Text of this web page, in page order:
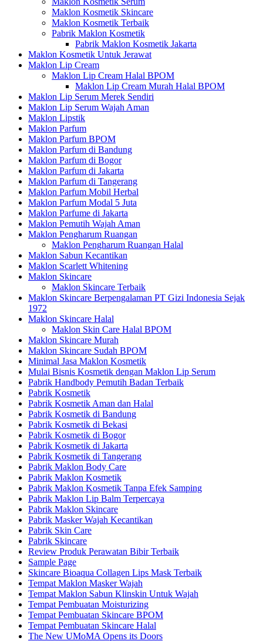
Maklon Kosmetik Skincare
Maklon Kosmetik Terbaik
Pabrik Maklon Kosmetik
Pabrik Maklon Kosmetik Jakarta
Maklon Kosmetik Untuk Jerawat
Maklon Lip Cream
Maklon Lip Cream Halal BPOM
Maklon Lip Cream Murah Halal BPOM
Maklon Lip Serum Merek Sendiri
Maklon Lip Serum Wajah Aman
Maklon Lipstik
Maklon Parfum
Maklon Parfum BPOM
Maklon Parfum di Bandung
Maklon Parfum di Bogor
Maklon Parfum di Jakarta
Maklon Parfum di Tangerang
Maklon Parfum Mobil Herbal
Maklon Parfum Modal 5 Juta
Maklon Parfume di Jakarta
Maklon Pemutih Wajah Aman
Maklon Pengharum Ruangan
Maklon Pengharum Ruangan Halal
Maklon Sabun Kecantikan
Maklon Scarlett Whitening
Maklon Skincare
Maklon Skincare Terbaik
Maklon Skincare Berpengalaman PT Gizi Indonesia Sejak
1972
Maklon Skincare Halal
Maklon Skin Care Halal BPOM
Maklon Skincare Murah
Maklon Skincare Sudah BPOM
Minimal Jasa Maklon Kosmetik
Mulai Bisnis Kosmetik dengan Maklon Lip Serum
Pabrik Handbody Pemutih Badan Terbaik
Pabrik Kosmetik
Pabrik Kosmetik Aman dan Halal
Pabrik Kosmetik di Bandung
Pabrik Kosmetik di Bekasi
Pabrik Kosmetik di Bogor
Pabrik Kosmetik di Jakarta
Pabrik Kosmetik di Tangerang
Pabrik Maklon Body Care
Pabrik Maklon Kosmetik
Pabrik Maklon Kosmetik Tanpa Efek Samping
Pabrik Maklon Lip Balm Terpercaya
Pabrik Maklon Skincare
Pabrik Masker Wajah Kecantikan
Pabrik Skin Care
Pabrik Skincare
Review Produk Perawatan Bibir Terbaik
Sample Page
Skincare Bioaqua Collagen Lips Mask Terbaik
Tempat Maklon Masker Wajah
Tempat Maklon Sabun Klinskin Untuk Wajah
Tempat Pembuatan Moisturizing
Tempat Pembuatan Skincare BPOM
Tempat Pembuatan Skincare Halal
The New UMoMA Opens its Doors